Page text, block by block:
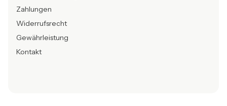
Zahlungen
Widerrufsrecht
Gewährleistung
Kontakt